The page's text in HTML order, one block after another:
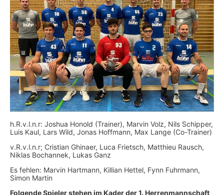
h.R.v.l.n.r: Joshua Honold (Trainer), Marvin Volz, Nils Schipper,
Luis Kaul, Lars Wild, Jonas Hoffmann, Max Lange (Co-Trainer)
v.R.v.l.n.r; Cristian Ghinaer, Luca Frietsch, Matthieu Rausch,
Niklas Bochannek, Lukas Ganz
Es fehlen: Marvin Hartmann, Killian Hettel, Fynn Fuhrmann,
Simon Martin
Folgende Spieler stehen im Kader der 1. Herrenmannschaft